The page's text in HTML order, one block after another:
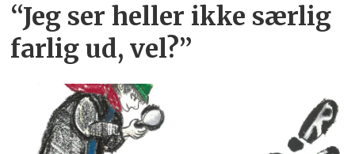
“Jeg ser heller ikke særlig
farlig ud, vel?”